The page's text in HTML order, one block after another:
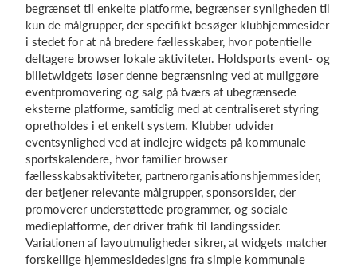
begrænset til enkelte platforme, begrænser synligheden til
kun de målgrupper, der specifikt besøger klubhjemmesider
i stedet for at nå bredere fællesskaber, hvor potentielle
deltagere browser lokale aktiviteter. Holdsports event- og
billetwidgets løser denne begrænsning ved at muliggøre
eventpromovering og salg på tværs af ubegrænsede
eksterne platforme, samtidig med at centraliseret styring
opretholdes i et enkelt system. Klubber udvider
eventsynlighed ved at indlejre widgets på kommunale
sportskalendere, hvor familier browser
fællesskabsaktiviteter, partnerorganisationshjemmesider,
der betjener relevante målgrupper, sponsorsider, der
promoverer understøttede programmer, og sociale
medieplatforme, der driver trafik til landingssider.
Variationen af layoutmuligheder sikrer, at widgets matcher
forskellige hjemmesidedesigns fra simple kommunale